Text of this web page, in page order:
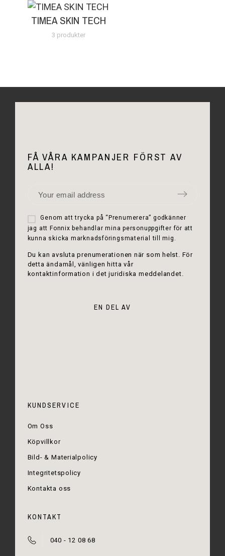
TIMEA SKIN TECH
3 produkter
FÅ VÅRA KAMPANJER FÖRST AV
ALLA!
Genom att trycka på “Prenumerera” godkänner
jag att Fonnix behandlar mina personuppgifter för att
kunna skicka marknadsföringsmaterial till mig.
Du kan avsluta prenumerationen när som helst. För
detta ändamål, vänligen hitta vår
kontaktinformation i det juridiska meddelandet.
EN DEL AV
KUNDSERVICE
Om Oss
Köpvillkor
Bild- & Materialpolicy
Integritetspolicy
Kontakta oss
KONTAKT
040 - 12 08 68